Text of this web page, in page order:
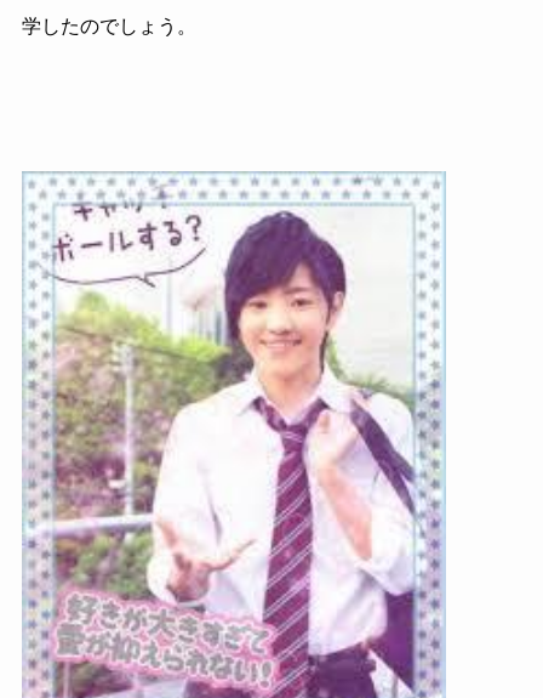
学したのでしょう。